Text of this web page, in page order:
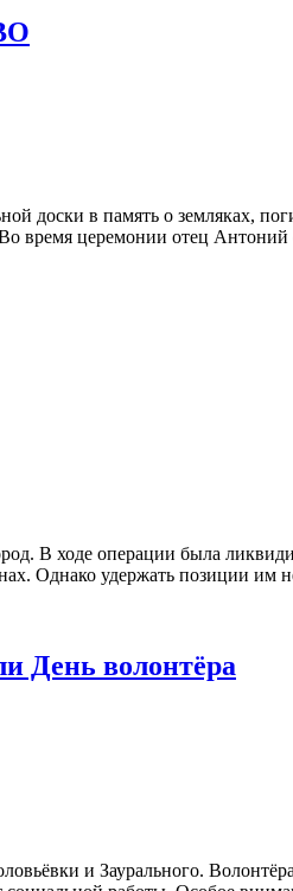
доски в память о земляках,
время церемонии отец
В ходе операции была
Однако удержать позиции им
День волонтёра
и Заурального.